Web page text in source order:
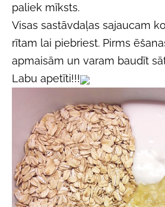
paliek mīksts.
Visas sastāvdaļas sajaucam
rītam lai piebriest. Pirms
apmaisām un varam baudīt
Labu apetīti!!!